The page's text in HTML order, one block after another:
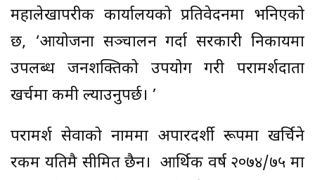
महालेखापरीक्षक कार्यालयको प्रतिवेदनमा भनिएको
छ, ‘आयोजना सञ्चालन गर्दा सरकारी निकायमा
उपलब्ध जनशक्तिको उपयोग गरी परामर्शदाता
खर्चमा कमी ल्याउनुपर्छ। ’
परामर्श सेवाको नाममा अपारदर्शी रूपमा खर्चिने
रकम यतिमै सीमित छैन। आर्थिक वर्ष २०७४/७५ मा